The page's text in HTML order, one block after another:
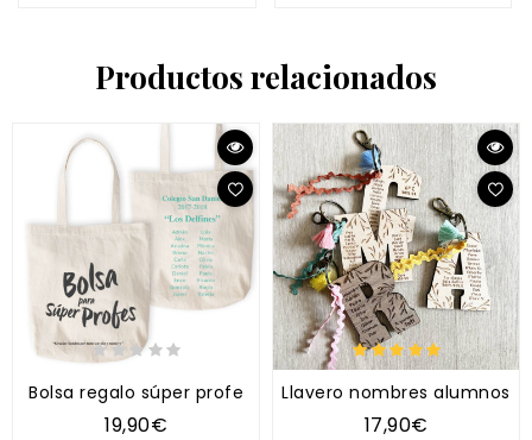
Productos relacionados
Bolsa regalo súper profe
19,90€
Llavero nombres alumnos
17,90€